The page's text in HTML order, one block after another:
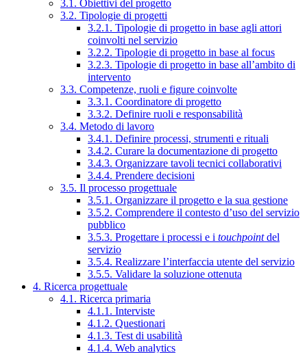
3.1. Obiettivi del progetto
3.2. Tipologie di progetti
3.2.1. Tipologie di progetto in base agli attori
coinvolti nel servizio
3.2.2. Tipologie di progetto in base al focus
3.2.3. Tipologie di progetto in base all’ambito di
intervento
3.3. Competenze, ruoli e figure coinvolte
3.3.1. Coordinatore di progetto
3.3.2. Definire ruoli e responsabilità
3.4. Metodo di lavoro
3.4.1. Definire processi, strumenti e rituali
3.4.2. Curare la documentazione di progetto
3.4.3. Organizzare tavoli tecnici collaborativi
3.4.4. Prendere decisioni
3.5. Il processo progettuale
3.5.1. Organizzare il progetto e la sua gestione
3.5.2. Comprendere il contesto d’uso del servizio
pubblico
3.5.3. Progettare i processi e i touchpointdel
servizio
3.5.4. Realizzare l’interfaccia utente del servizio
3.5.5. Validare la soluzione ottenuta
4. Ricerca progettuale
4.1. Ricerca primaria
4.1.1. Interviste
4.1.2. Questionari
4.1.3. Test di usabilità
4.1.4. Web analytics